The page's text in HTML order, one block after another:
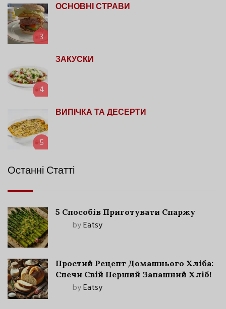
3
ОСНОВНІ СТРАВИ
4
ЗАКУСКИ
5
ВИПІЧКА ТА ДЕСЕРТИ
Останні Статті
5 Способів Приготувати Спаржу
byEatsy
Простий Рецепт Домашнього Хліба:
Спечи Свій Перший Запашний Хліб!
byEatsy